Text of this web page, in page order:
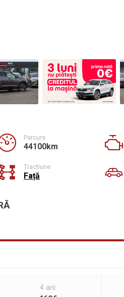
Parcurs
44100km
Tractiune
Față
4 ani